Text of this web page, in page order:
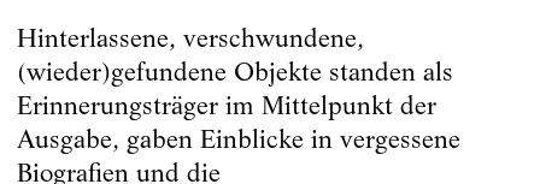
Hinterlassene, verschwundene,
(wieder)gefundene Objekte standen als
Erinnerungsträger im Mittelpunkt der
Ausgabe, gaben Einblicke in vergessene
Biografien und die